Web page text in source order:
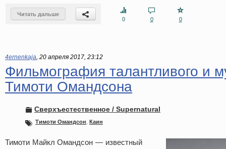
Читать дальше
0
0 0
4ernenkaja, 20 апреля 2017, 23:12
Фильмография талантливого и
Тимоти Омандсона
Сверхъестественное / Supernatural
Тимоти Омандсон Каин
Тимоти Майкл Омандсон — известный